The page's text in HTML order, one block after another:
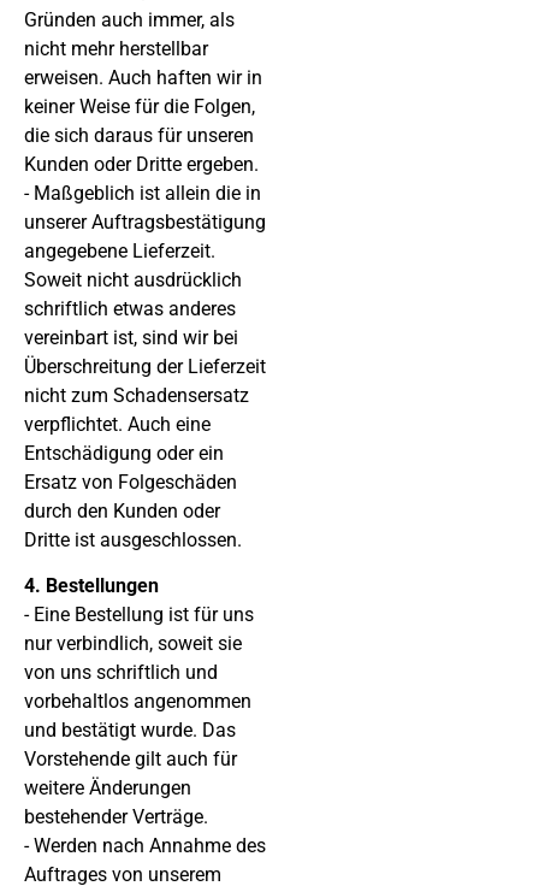
Gründen auch immer, als
nicht mehr herstellbar
erweisen. Auch haften wir in
keiner Weise für die Folgen,
die sich daraus für unseren
Kunden oder Dritte ergeben.
- Maßgeblich ist allein die in
unserer Auftragsbestätigung
angegebene Lieferzeit.
Soweit nicht ausdrücklich
schriftlich etwas anderes
vereinbart ist, sind wir bei
Überschreitung der Lieferzeit
nicht zum Schadensersatz
verpflichtet. Auch eine
Entschädigung oder ein
Ersatz von Folgeschäden
durch den Kunden oder
Dritte ist ausgeschlossen.
4. Bestellungen
- Eine Bestellung ist für uns
nur verbindlich, soweit sie
von uns schriftlich und
vorbehaltlos angenommen
und bestätigt wurde. Das
Vorstehende gilt auch für
weitere Änderungen
bestehender Verträge.
- Werden nach Annahme des
Auftrages von unserem